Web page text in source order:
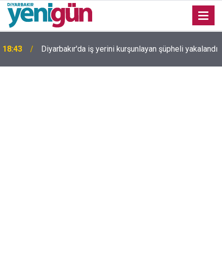
18:43 Diyarbakır'da iş yerini kurşunlayan şüpheli yakalandı